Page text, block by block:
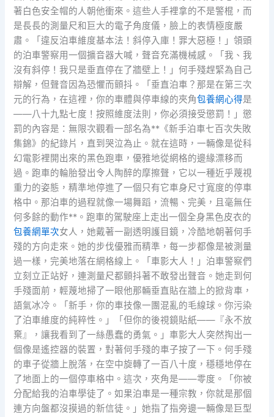
著白色安全帽的人朝他衝來。這些人手裡拿的不是警棍，而
是長長的測量尺和巨大的電子角度儀，臉上的表情極度嚴
肅。「違反泊車維度基本法！斜停入庫！罪大惡極！」領頭
的泊車警察用一個擴音器大喊，聲音充滿機械感。「我、我
沒有斜停！我只是垂直停在了牆壁上！」何手殘趕緊為自己
辯解，但聲音因為恐懼而顫抖。「垂直泊車？那是在第三次
元的行為，在這裡，你的車體與停車線的夾角包養網心得是
——八十九點七度！按照維度法則，你必須接受懲罰！」懲
罰的內容是：無限次觀看一部名為**《新手泊車七百次失敗
集錦》的紀錄片，直到哭泣為止。就在這時，一輛像是從科
幻電影裡開出來的黑色跑車，優雅地從網格的邊緣漂移而
過。跑車的輪胎發出令人陶醉的摩擦聲，它以一種近乎蔑視
重力的姿態，精準地停進了一個只有它車身尺寸寬度的停車
格中。那泊車的過程就像一場舞蹈，流暢、完美，且毫無任
何多餘的動作**。跑車的駕駛座上走出一個全身黑色皮衣的
包養網單次女人，她戴著一副透明護目鏡，冷酷地朝著何手
殘的方向走來。她的步伐優雅而精準，每一步都像是被測量
過一樣，完美地落在網格線上。「車影大人！」泊車警察們
立刻立正站好，連測量尺都顫抖著不敢發出聲音。她走到何
手殘面前，輕蔑地掃了一眼他那輛垂直貼在牆上的掀背車，
語氣冰冷。「新手，你的車技像一團混亂的毛線球。你污染
了泊車維度的純粹性。」「但你的後視鏡貼紙——『永不放
棄』，讓我看到了一絲愚蠢的勇氣。」車影大人突然掏出一
個像是遙控器的裝置，對著何手殘的車子按了一下。何手殘
的車子從牆上脫落，在空中旋轉了一百八十度，穩穩地停在
了地面上的一個停車格中。這次，夾角是——零度。「你被
分配給我的泊車學徒了。如果泊車是一種宗教，你就是那個
連方向盤都沒摸過的新信徒。」她指了指旁邊一輛像是巨型